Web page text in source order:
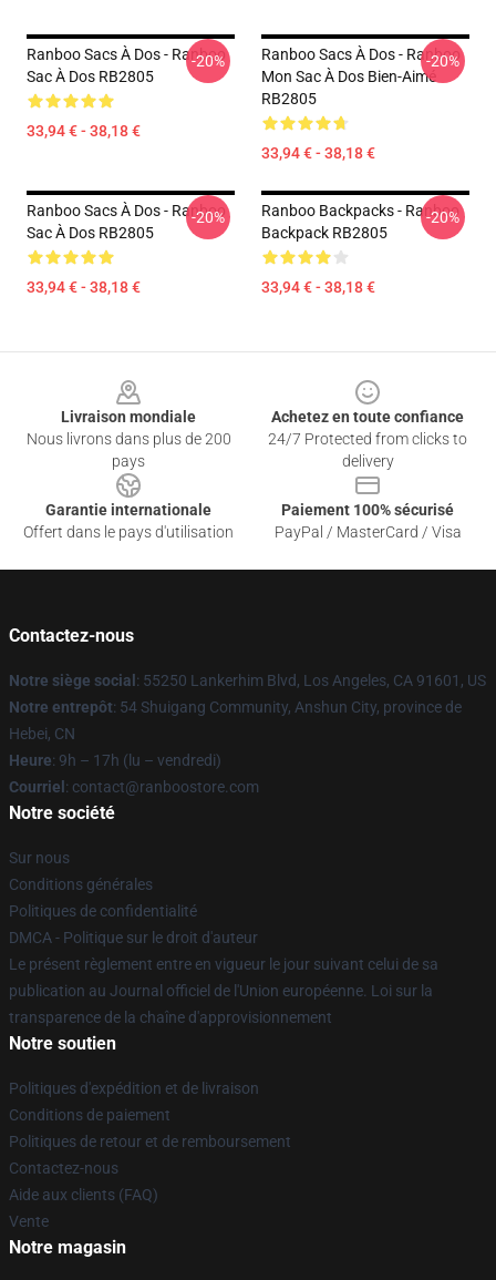
Ranboo Sacs À Dos - Ranboo
Sac À Dos RB2805
33,94 € - 38,18 €
-20%
Ranboo Sacs À Dos - Ranboo
Mon Sac À Dos Bien-Aimé
RB2805
33,94 € - 38,18 €
-20%
Ranboo Sacs À Dos - Ranboo
Sac À Dos RB2805
33,94 € - 38,18 €
-20%
Ranboo Backpacks - Ranboo
Backpack RB2805
33,94 € - 38,18 €
-20%
Livraison mondiale
Nous livrons dans plus de 200
pays
Achetez en toute confiance
24/7 Protected from clicks to
delivery
Garantie internationale
Offert dans le pays d'utilisation
Paiement 100% sécurisé
PayPal / MasterCard / Visa
Contactez-nous
Notre siège social : 55250 Lankerhim Blvd, Los Angeles, CA 91601, US
Notre entrepôt: 54 Shuigang Community, Anshun City, province de
Hebei, CN
Heure: 9h – 17h (lu – vendredi)
Courriel : contact@ranboostore.com
Notre société
Sur nous
Conditions générales
Politiques de confidentialité
DMCA - Politique sur le droit d'auteur
Le présent règlement entre en vigueur le jour suivant celui de sa
publication au Journal officiel de l'Union européenne. Loi sur la
transparence de la chaîne d'approvisionnement
Notre soutien
Politiques d'expédition et de livraison
Conditions de paiement
Politiques de retour et de remboursement
Contactez-nous
Aide aux clients (FAQ)
Vente
Notre magasin